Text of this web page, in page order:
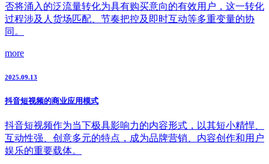
否将涌入的泛流量转化为具有购买意向的有效用户，这一转化
过程涉及人货场匹配、节奏把控及即时互动等多重变量的协
同。
more
2025.09.13
抖音短视频的商业应用模式
抖音短视频作为当下极具影响力的内容形式，以其短小精悍、
互动性强、创意多元的特点，成为品牌营销、内容创作和用户
娱乐的重要载体。